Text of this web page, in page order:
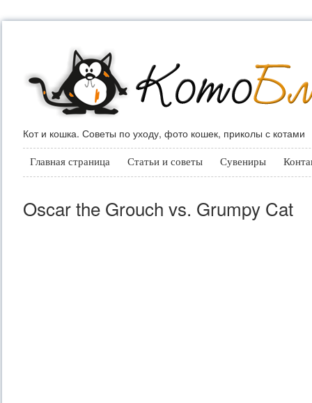
Кот и кошка. Советы по уходу, фото кошек, приколы с котами
Главная страница Статьи и советы Сувениры
Oscar the Grouch vs. Grumpy Cat